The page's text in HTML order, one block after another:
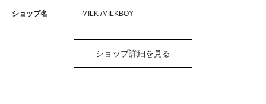
ショップ名 MILK /MILKBOY
ショップ詳細を見る